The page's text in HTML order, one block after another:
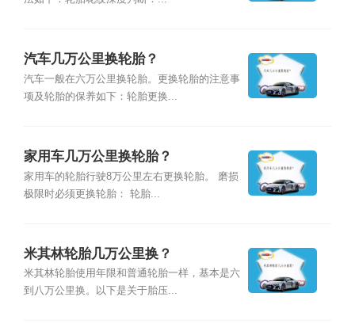
汽车几万公里换轮胎？
汽车一般在六万公里换轮胎。更换轮胎的注意事
项及轮胎的保养如下：轮胎更换...
家用车几万公里换轮胎？
家用车的轮胎行驶8万公里左右更换轮胎。 磨损
极限时必须更换轮胎： 轮胎...
米其林轮胎几万公里换？
米其林轮胎使用年限和普通轮胎一样，基本是六
到八万公里换。以下是关于胎压...